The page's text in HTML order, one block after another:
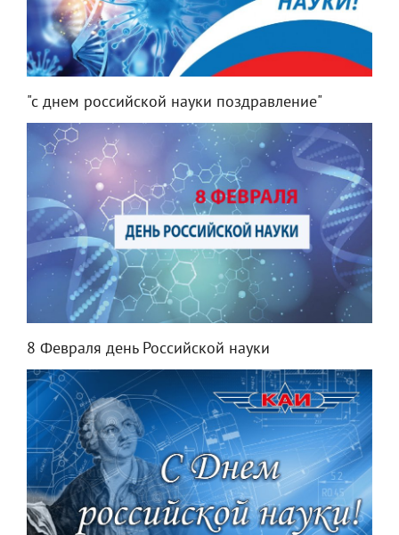
"с днем российской науки поздравление"
8 Февраля день Российской науки